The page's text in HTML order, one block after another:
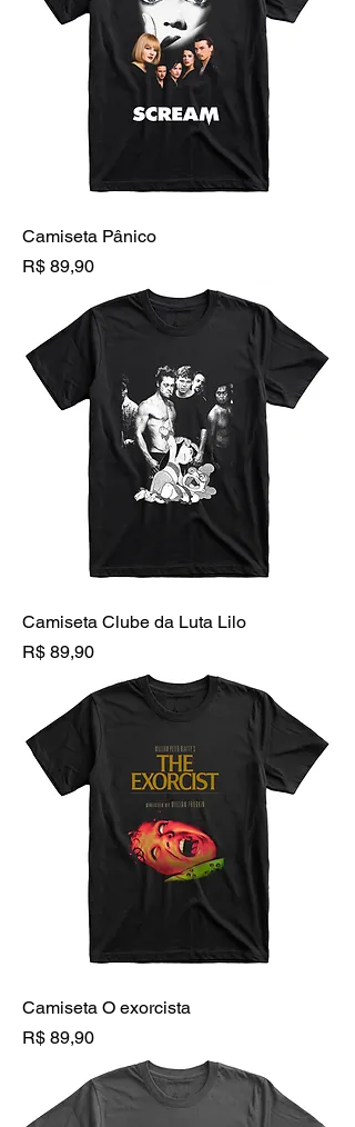
Camiseta Pânico
Preço
R$ 89,90
Camiseta Clube da Luta Lilo
Preço
R$ 89,90
Camiseta O exorcista
Preço
R$ 89,90